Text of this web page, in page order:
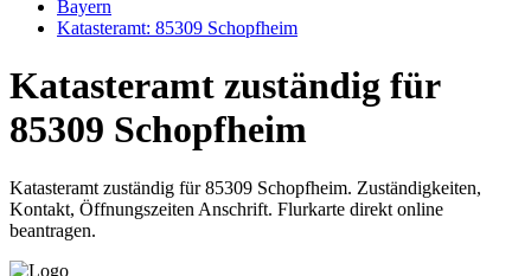
Bayern
Katasteramt: 85309 Schopfheim
Katasteramt zuständig für
85309 Schopfheim
Katasteramt zuständig für 85309 Schopfheim. Zuständigkeiten,
Kontakt, Öffnungszeiten Anschrift. Flurkarte direkt online
beantragen.